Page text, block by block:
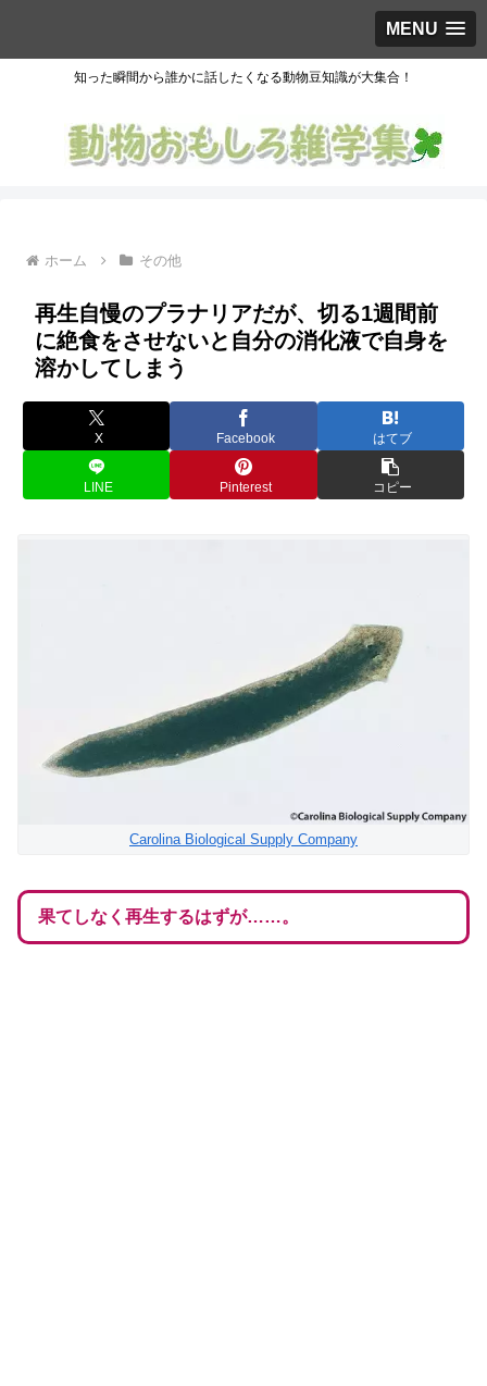
MENU
知った瞬間から誰かに話したくなる動物豆知識が大集合！
ホーム その他
再生自慢のプラナリアだが、切る1週間前
に絶食をさせないと自分の消化液で自身を
溶かしてしまう
X Facebook はてブ
LINE Pinterest コピー
Carolina Biological Supply Company
果てしなく再生するはずが……。